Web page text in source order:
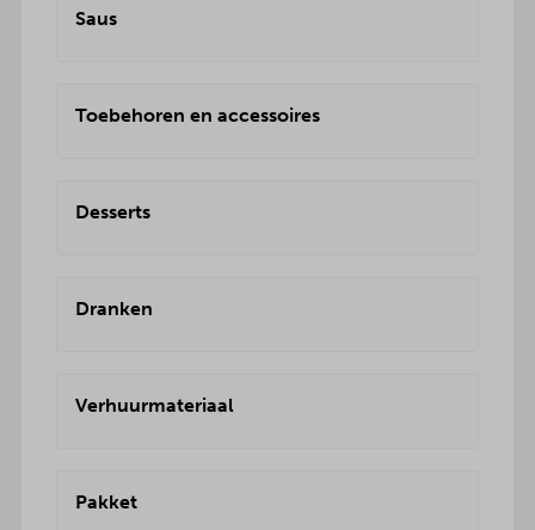
Saus
Toebehoren en accessoires
Desserts
Dranken
Verhuurmateriaal
Pakket